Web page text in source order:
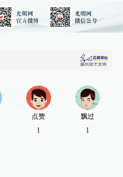
点赞
1
飘过
1